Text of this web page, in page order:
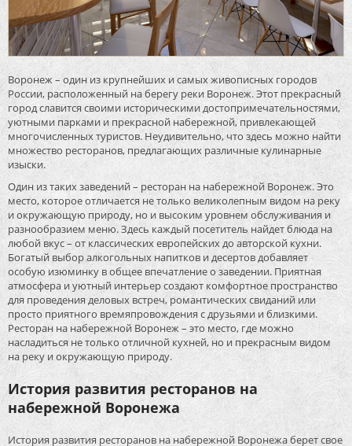
Воронеж – один из крупнейших и самых живописных городов
России, расположенный на берегу реки Воронеж. Этот прекрасный
город славится своими историческими достопримечательностями,
уютными парками и прекрасной набережной, привлекающей
многочисленных туристов. Неудивительно, что здесь можно найти
множество ресторанов, предлагающих различные кулинарные
изыски.
Один из таких заведений – ресторан на набережной Воронеж. Это
место, которое отличается не только великолепным видом на реку
и окружающую природу, но и высоким уровнем обслуживания и
разнообразием меню. Здесь каждый посетитель найдет блюда на
любой вкус – от классических европейских до авторской кухни.
Богатый выбор алкогольных напитков и десертов добавляет
особую изюминку в общее впечатление о заведении. Приятная
атмосфера и уютный интерьер создают комфортное пространство
для проведения деловых встреч, романтических свиданий или
просто приятного времяпровождения с друзьями и близкими.
Ресторан на набережной Воронеж – это место, где можно
насладиться не только отличной кухней, но и прекрасным видом
на реку и окружающую природу.
История развития ресторанов на
набережной Воронежа
История развития ресторанов на набережной Воронежа берет свое